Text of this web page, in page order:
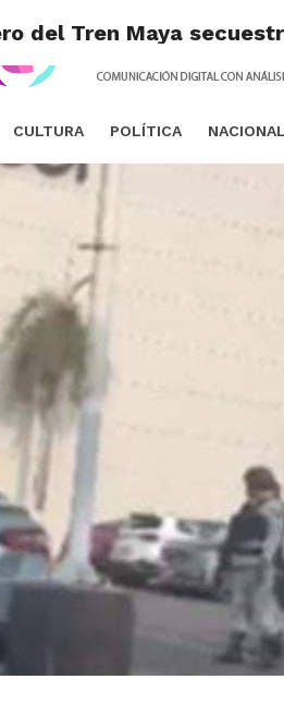
CULTURA POLÍTICA NACIONAL
del Tren Maya